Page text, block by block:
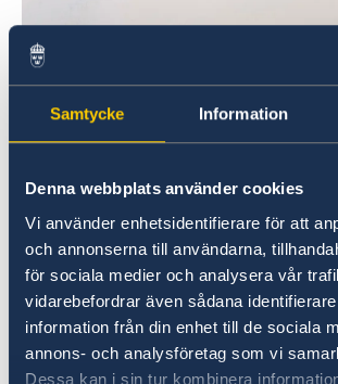
Samtycke Information
Denna webbplats använder cookies
Vi använder enhetsidentifierare för att
och annonserna till användarna,
för sociala medier och analysera vår
vidarebefordrar även sådana
information från din enhet till de sociala
annons- och analysföretag som vi
Dessa kan i sin tur kombinera
valdagen.
Datum och klockslag för
Tisdag den 30 augusti kl
Ambassaden är stängd till
på tisdag den 30 augusti